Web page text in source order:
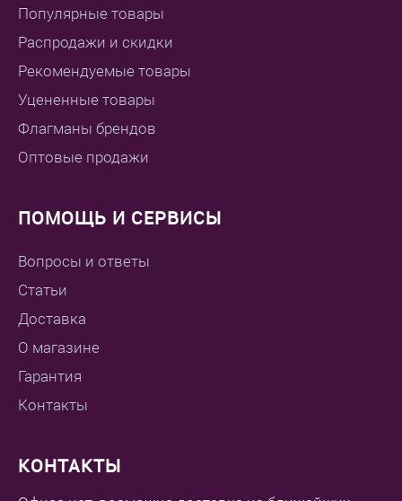
Популярные товары
Распродажи и скидки
Рекомендуемые товары
Уцененные товары
Флагманы брендов
Оптовые продажи
ПОМОЩЬ И СЕРВИСЫ
Вопросы и ответы
Статьи
Доставка
О магазине
Гарантия
Контакты
КОНТАКТЫ